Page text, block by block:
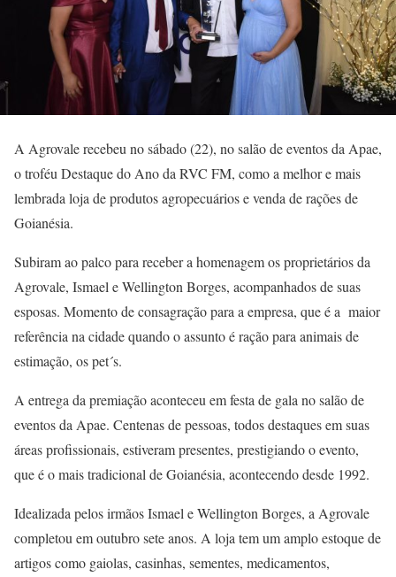
A Agrovale recebeu no sábado (22), no salão de eventos da Apae,
o troféu Destaque do Ano da RVC FM, como a melhor e mais
lembrada loja de produtos agropecuários e venda de rações de
Goianésia.
Subiram ao palco para receber a homenagem os proprietários da
Agrovale, Ismael e Wellington Borges, acompanhados de suas
esposas. Momento de consagração para a empresa, que é a maior
referência na cidade quando o assunto é ração para animais de
estimação, os pet´s.
A entrega da premiação aconteceu em festa de gala no salão de
eventos da Apae. Centenas de pessoas, todos destaques em suas
áreas profissionais, estiveram presentes, prestigiando o evento,
que é o mais tradicional de Goianésia, acontecendo desde 1992.
Idealizada pelos irmãos Ismael e Wellington Borges, a Agrovale
completou em outubro sete anos. A loja tem um amplo estoque de
artigos como gaiolas, casinhas, sementes, medicamentos,